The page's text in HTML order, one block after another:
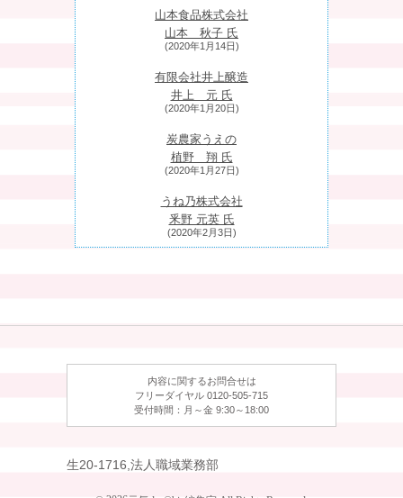
山本食品株式会社
山本 秋子 氏
(2020年1月14日)
有限会社井上醸造
井上 元 氏
(2020年1月20日)
炭農家うえの
植野 翔 氏
(2020年1月27日)
うね乃株式会社
釆野 元英 氏
(2020年2月3日)
有限会社塩谷商店
有限会社原田左官工業所
原田 宗亮 氏
(2020年2月25日)
中村 元計 氏
内容に関するお問合せは
フリーダイヤル 0120-505-715
受付時間：月～金 9:30～18:00
生20-1716,法人職域業務部